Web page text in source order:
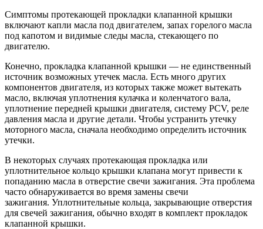
Симптомы протекающей прокладки клапанной крышки
включают капли масла под двигателем, запах горелого масла
под капотом и видимые следы масла, стекающего по
двигателю.
Конечно, прокладка клапанной крышки — не единственный
источник возможных утечек масла. Есть много других
компонентов двигателя, из которых также может вытекать
масло, включая уплотнения кулачка и коленчатого вала,
уплотнение передней крышки двигателя, систему PCV, реле
давления масла и другие детали. Чтобы устранить утечку
моторного масла, сначала необходимо определить источник
утечки.
В некоторых случаях протекающая прокладка или
уплотнительное кольцо крышки клапана могут привести к
попаданию масла в отверстие свечи зажигания. Эта проблема
часто обнаруживается во время замены свечи
зажигания. Уплотнительные кольца, закрывающие отверстия
для свечей зажигания, обычно входят в комплект прокладок
клапанной крышки.